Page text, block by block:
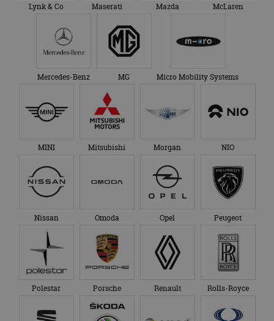
Lynk & Co Maserati Mazda McLaren
Mercedes-Benz MG Micro Mobility Systems
MINI Mitsubishi Morgan NIO
Nissan Omoda Opel Peugeot
Polestar Porsche Renault Rolls-Royce